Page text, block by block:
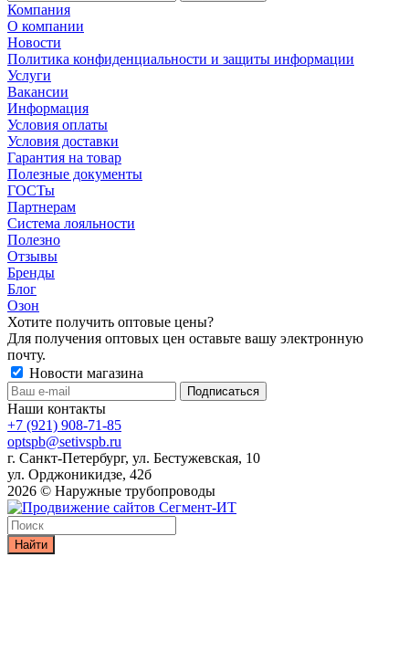
Компания
О компании
Новости
Политика конфиденциальности и защиты информации
Услуги
Вакансии
Информация
Условия оплаты
Условия доставки
Гарантия на товар
Полезные документы
ГОСТы
Партнерам
Система лояльности
Полезно
Отзывы
Бренды
Блог
Озон
Хотите получить оптовые цены?
Для получения оптовых цен оставьте вашу электронную
почту.
Новости магазина
Наши контакты
+7 (921) 908-71-85
optspb@setivspb.ru
г. Санкт-Петербург, ул. Бестужевская, 10
ул. Орджоникидзе, 42б
2026 © Наружные трубопроводы
Найти